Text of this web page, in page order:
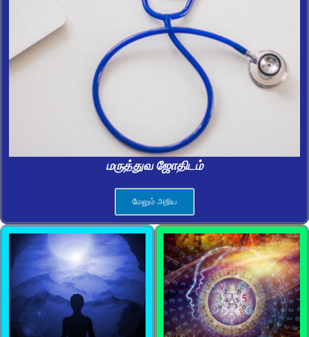
மருத்துவ ஜோதிடம்
மேலும் அறிய